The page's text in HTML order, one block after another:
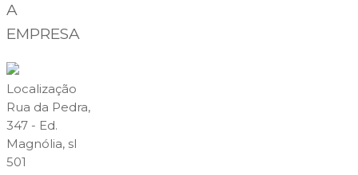
A
EMPRESA
Localização
Rua da Pedra,
347 - Ed.
Magnólia, sl
501